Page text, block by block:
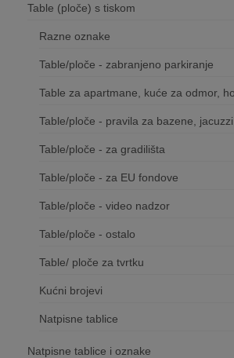
Table (ploče) s tiskom
Razne oznake
Table/ploče - zabranjeno parkiranje
Table za apartmane, kuće za odmor,
Table/ploče - pravila za bazene,
Table/ploče - za gradilišta
Table/ploče - za EU fondove
Table/ploče - video nadzor
Table/ploče - ostalo
Table/ ploče za tvrtku
Kućni brojevi
Natpisne tablice
Natpisne tablice i oznake